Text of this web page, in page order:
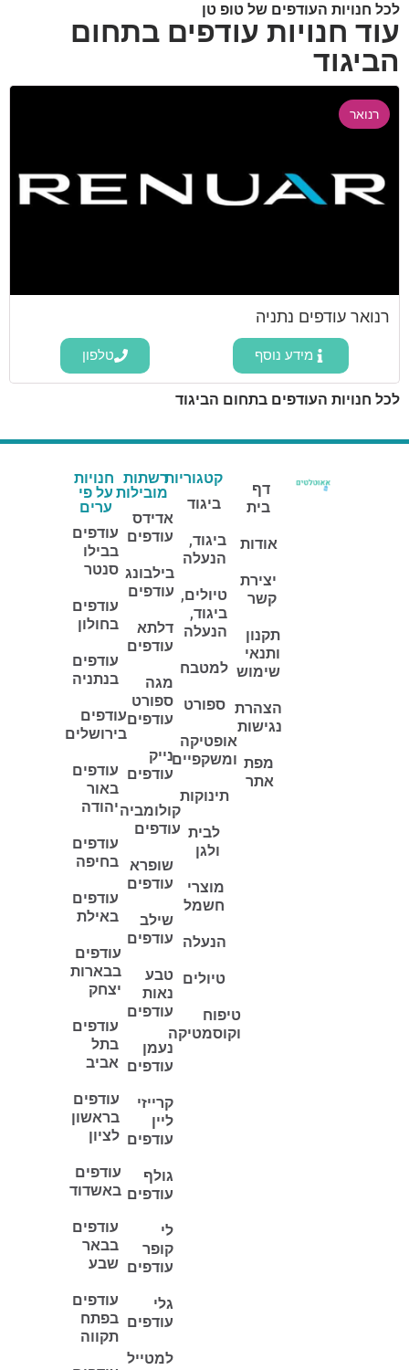
לכל חנויות העודפים של טופ טן
עוד חנויות עודפים בתחום
הביגוד
רנואר
רנואר עודפים נתניה
מידע נוסף טלפון
לכל חנויות העודפים בתחום הביגוד
דף
בית
אודות
יצירת
קשר
תקנון
ותנאי
שימוש
הצהרת
נגישות
מפת
אתר
קטגוריות
ביגוד
ביגוד,
הנעלה
טיולים,
ביגוד,
הנעלה
למטבח
ספורט
אופטיקה
ומשקפיים
תינוקות
לבית
ולגן
מוצרי
חשמל
הנעלה
טיולים
טיפוח
וקוסמטיקה
רשתות
מובילות
אדידס
עודפים
בילבונג
עודפים
דלתא
עודפים
מגה
ספורט
עודפים
נייק
עודפים
קולומביה
עודפים
שופרא
עודפים
שילב
עודפים
טבע
נאות
עודפים
נעמן
עודפים
קרייזי
ליין
עודפים
גולף
עודפים
לי
קופר
עודפים
גלי
עודפים
למטייל
חנויות
על פי
ערים
עודפים
בבילו
סנטר
עודפים
בחולון
עודפים
בנתניה
עודפים
בירושלים
עודפים
באור
יהודה
עודפים
בחיפה
עודפים
באילת
עודפים
בבארות
יצחק
עודפים
בתל
אביב
עודפים
בראשון
לציון
עודפים
באשדוד
עודפים
בבאר
שבע
עודפים
בפתח
תקווה